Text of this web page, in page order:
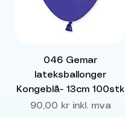
046 Gemar
lateksballonger
Kongeblå- 13cm 100stk
Pris
90,00 kr inkl. mva